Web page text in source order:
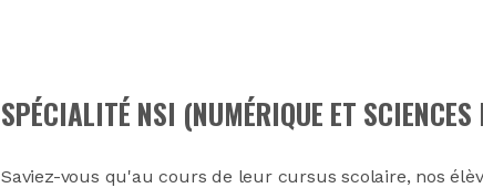
SPÉCIALITÉ NSI (NUMÉRIQUE ET
Saviez-vous qu'au cours de leur cursus scolaire, nos